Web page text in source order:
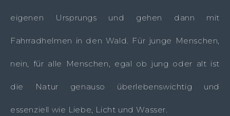
eigenen Ursprungs und gehen dann mit
Fahrradhelmen in den Wald. Für junge Menschen,
nein, für alle Menschen, egal ob jung oder alt ist
die Natur genauso überlebenswichtig und
essenziell wie Liebe, Licht und Wasser.